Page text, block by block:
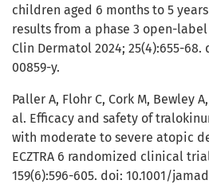
children aged 6 months to 5
results from a phase 3 open-label
Clin Dermatol 2024; 25(4):655-68.
00859-y.
Paller A, Flohr C, Cork M, Bewley
al. Efficacy and safety of
with moderate to severe atopic
ECZTRA 6 randomized clinical
159(6):596-605. doi: 10.1001/